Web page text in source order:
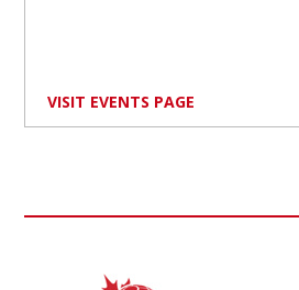
VISIT EVENTS PAGE